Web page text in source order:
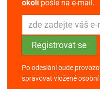
okolípošle na e-mail.
Po odeslání bude
spravovat vložené osobní